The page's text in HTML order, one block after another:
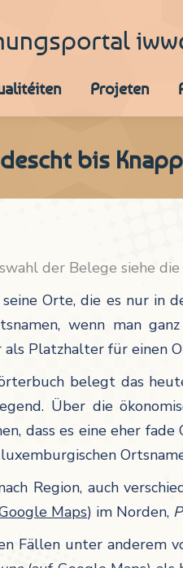
Projeten
bis
der Belege siehe
Orte, die es nur in
wenn man
Platzhalter für einen
belegt das
Über die
dass es eine eher
Region, auch
Maps) im Norden,
Fällen unter anderem